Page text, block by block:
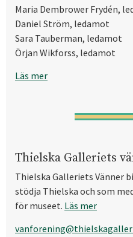
Maria Dembrower Frydén,
Daniel Ström, ledamot
Sara Tauberman, ledamot
Örjan Wikforss, ledamot
Läs mer
Thielska Galleriets
Thielska Galleriets Vänner
stödja Thielska och som
för museet. Läs mer